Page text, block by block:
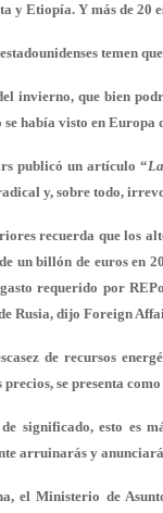
y Etiopía. Y más de 20
temen
invierno, que bien
se había visto en
publicó un artículo “
y, sobre todo,
recuerda que los
un billón de euros en
gasto requerido por
Rusia, dijo Foreign
de recursos
se presenta
significado, esto es
arruinarás y
el Ministerio de